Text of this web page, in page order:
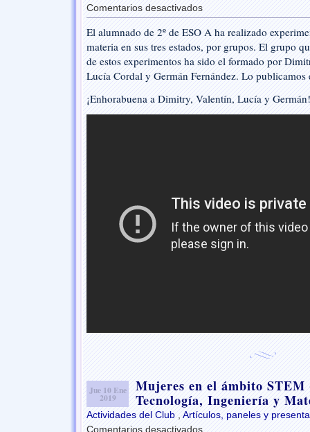
Comentarios desactivadosen
Experimentos
de
dilatación
en
tres
estados
El alumnado de 2º de ESO A ha realizado
materia en sus tres estados, por grupos. El grupo
de estos experimentos ha sido el formado por
Lucía Cordal y Germán Fernández. Lo publicamos
¡Enhorabuena a Dimitry, Valentín, Lucía y Germán!
Jue 10 Ene
2019
Mujeres en el ámbito STEM
Tecnología, Ingeniería y
Actividades del Club , Artículos, paneles y
Comentarios desactivadosen